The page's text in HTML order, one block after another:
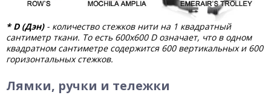
*D (Дэн)- количество стежков нити на 1 квадратный
сантиметр ткани. То есть 600х600 D означает, что в одном
квадратном сантиметре содержится 600 вертикальных и 600
горизонтальных стежков.
Лямки, ручки и тележки